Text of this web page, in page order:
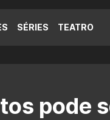
SÉRIES TEATRO
pode